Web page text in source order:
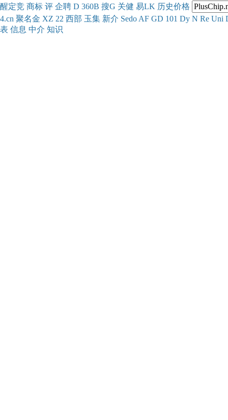
醒定竞 商标 评 企聘 D 360B 搜G 关健 易LK 历史价格
4.cn 聚名金 XZ 22 西部 玉集 新介 Sedo AF GD 101 Dy N Re Uni
表 信息 中介 知识